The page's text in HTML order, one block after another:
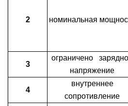
2 номинальная
3
ограничено
напряжение
4
внутреннее
сопротивление